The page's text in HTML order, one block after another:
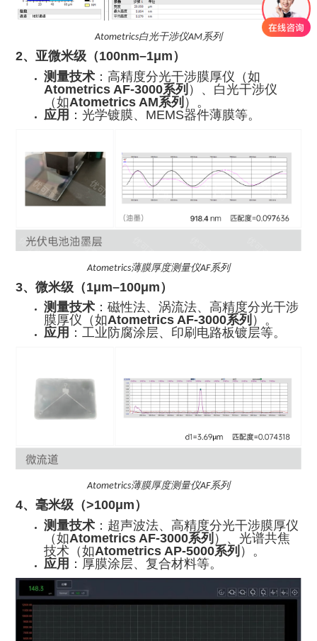
Atometrics白光干涉仪AM系列
2、亚微米级（100nm–1μm）
测量技术 ：高精度分光干涉膜厚仪（如
Atometrics AF-3000系列 ）、白光干涉仪
（如Atometrics AM系列 ）。
应用 ：光学镀膜、MEMS器件薄膜等。
Atometrics薄膜厚度测量仪AF系列
3、微米级（1μm–100μm）
测量技术 ：磁性法、涡流法、高精度分光干涉
膜厚仪（如Atometrics AF-3000系列 ）。
应用 ：工业防腐涂层、印刷电路板镀层等。
Atometrics薄膜厚度测量仪AF系列
4、毫米级（>100μm）
测量技术 ：超声波法、高精度分光干涉膜厚仪
（如Atometrics AF-3000系列 ）、光谱共焦
技术（如Atometrics AP-5000系列 ）。
应用 ：厚膜涂层、复合材料等。